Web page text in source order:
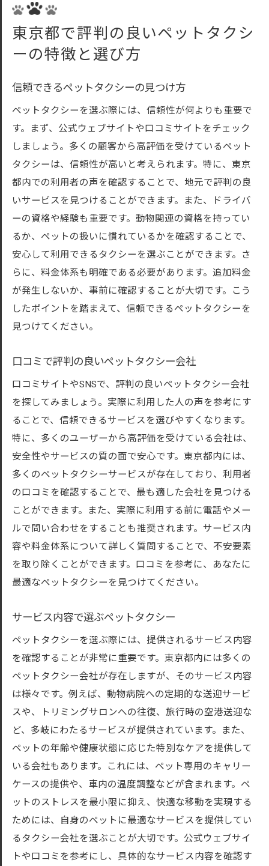
東京都で評判の良いペットタクシ
ーの特徴と選び方
信頼できるペットタクシーの見つけ方
ペットタクシーを選ぶ際には、信頼性が何よりも重要で
す。まず、公式ウェブサイトや口コミサイトをチェック
しましょう。多くの顧客から高評価を受けているペット
タクシーは、信頼性が高いと考えられます。特に、東京
都内での利用者の声を確認することで、地元で評判の良
いサービスを見つけることができます。また、ドライバ
ーの資格や経験も重要です。動物関連の資格を持ってい
るか、ペットの扱いに慣れているかを確認することで、
安心して利用できるタクシーを選ぶことができます。さ
らに、料金体系も明確である必要があります。追加料金
が発生しないか、事前に確認することが大切です。こう
したポイントを踏まえて、信頼できるペットタクシーを
見つけてください。
口コミで評判の良いペットタクシー会社
口コミサイトやSNSで、評判の良いペットタクシー会社
を探してみましょう。実際に利用した人の声を参考にす
ることで、信頼できるサービスを選びやすくなります。
特に、多くのユーザーから高評価を受けている会社は、
安全性やサービスの質の面で安心です。東京都内には、
多くのペットタクシーサービスが存在しており、利用者
の口コミを確認することで、最も適した会社を見つける
ことができます。また、実際に利用する前に電話やメー
ルで問い合わせをすることも推奨されます。サービス内
容や料金体系について詳しく質問することで、不安要素
を取り除くことができます。口コミを参考に、あなたに
最適なペットタクシーを見つけてください。
サービス内容で選ぶペットタクシー
ペットタクシーを選ぶ際には、提供されるサービス内容
を確認することが非常に重要です。東京都内には多くの
ペットタクシー会社が存在しますが、そのサービス内容
は様々です。例えば、動物病院への定期的な送迎サービ
スや、トリミングサロンへの往復、旅行時の空港送迎な
ど、多岐にわたるサービスが提供されています。また、
ペットの年齢や健康状態に応じた特別なケアを提供して
いる会社もあります。これには、ペット専用のキャリー
ケースの提供や、車内の温度調整などが含まれます。ペ
ットのストレスを最小限に抑え、快適な移動を実現する
ためには、自身のペットに最適なサービスを提供してい
るタクシー会社を選ぶことが大切です。公式ウェブサイ
トや口コミを参考にし、具体的なサービス内容を確認す